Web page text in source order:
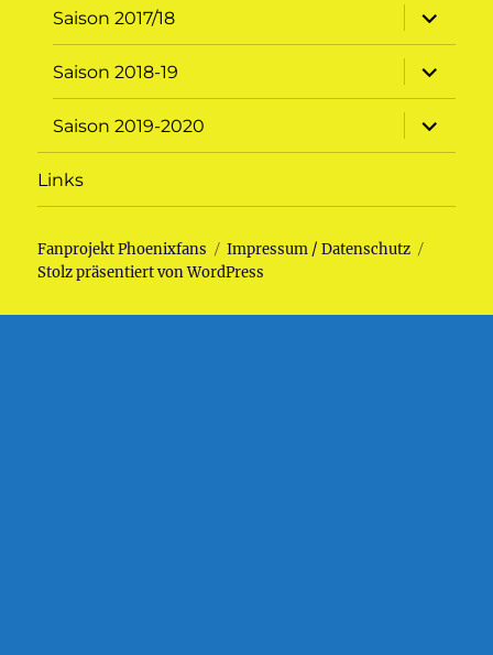
Saison 2017/18
öffnen
Saison 2018-19
öffnen
Saison 2019-2020
öffnen
Links
Fanprojekt Phoenixfans
Impressum / Datenschutz
Stolz präsentiert von WordPress